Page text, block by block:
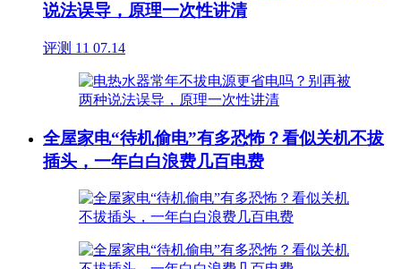
说法误导，原理一次性讲清
评测 11 07.14
全屋家电“待机偷电”有多恐怖？看似关机不拔
插头，一年白白浪费几百电费